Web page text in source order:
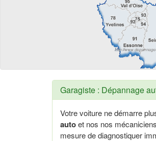
Garagiste : Dépannage
Votre voiture ne démarre
autoet nos nos
mesure de diagnostiquer